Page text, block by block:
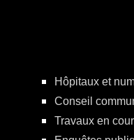
Hôpitaux et
Conseil
Travaux en